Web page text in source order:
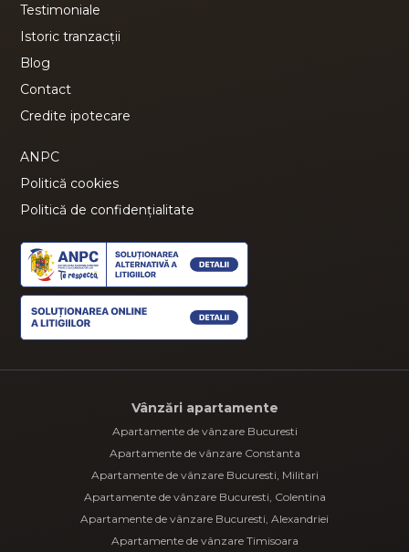
Testimoniale
Istoric tranzacții
Blog
Contact
Credite ipotecare
ANPC
Politică cookies
Politică de confidențialitate
Vânzări apartamente
Apartamente de vânzare Bucuresti
Apartamente de vânzare Constanta
Apartamente de vânzare Bucuresti, Militari
Apartamente de vânzare Bucuresti, Colentina
Apartamente de vânzare Bucuresti, Alexandriei
Apartamente de vânzare Timisoara